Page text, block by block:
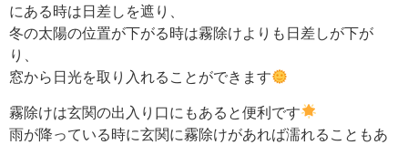
にある時は日差しを遮り、
冬の太陽の位置が下がる時は霧除けよりも日差しが下が
り、
窓から日光を取り入れることができます
霧除けは玄関の出入り口にもあると便利です
雨が降っている時に玄関に霧除けがあれば濡れることもあ